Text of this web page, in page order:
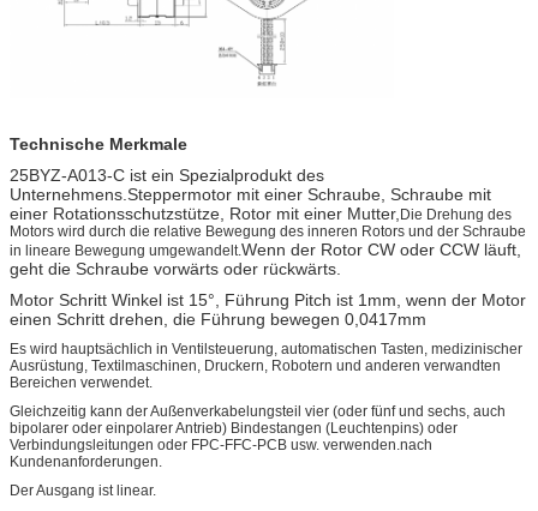
Technische Merkmale
25BYZ-A013-C ist ein Spezialprodukt des
Unternehmens.Steppermotor mit einer Schraube, Schraube mit
einer Rotationsschutzstütze, Rotor mit einer Mutter, Die Drehung des
Motors wird durch die relative Bewegung des inneren Rotors und der Schraube
in lineare Bewegung umgewandelt.Wenn der Rotor CW oder CCW läuft,
geht die Schraube vorwärts oder rückwärts.
Motor Schritt Winkel ist 15°, Führung Pitch ist 1mm, wenn der Motor
einen Schritt drehen, die Führung bewegen 0,0417mm
Es wird hauptsächlich in Ventilsteuerung, automatischen Tasten, medizinischer
Ausrüstung, Textilmaschinen, Druckern, Robotern und anderen verwandten
Bereichen verwendet.
Gleichzeitig kann der Außenverkabelungsteil vier (oder fünf und sechs, auch
bipolarer oder einpolarer Antrieb) Bindestangen (Leuchtenpins) oder
Verbindungsleitungen oder FPC-FFC-PCB usw. verwenden.nach
Kundenanforderungen.
Der Ausgang ist linear.